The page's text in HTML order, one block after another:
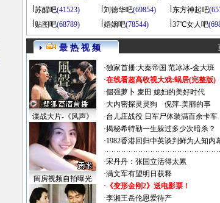
苏醒吧(41523) 刘德华吧(69854) 东方神起吧
贴图吧(68789) 婚姻吧(78544) 37℃女人吧
最 热 视 频
谍战大片-《风声》
闺房视频自拍曝光
·独家首播:大秦帝国 范冰冰-金大班
·在线看超高收视大戏:蜗居(完整版)
·倔强萝卜 麦田 媳妇的美好时代
·大内密探灵灵狗
倪萍-美丽的事
·台儿庄战役 日军尸体装满百余卡车
·揭秘希特勒一生躲过多少次暗杀？
·1982香港回归中英谈判鲜为人知内
·宋丹丹：张国立活得太累
·满文军有望明日获释
· 《变形金刚2》送电影票！
·李湘王岳伦恩爱待产